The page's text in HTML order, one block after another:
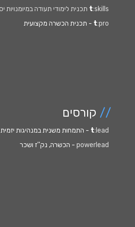
t:skills תכנית לימודי תעודה במיומנויות יסוד ליזמות
t:pro - תכנית הכשרה מקצועית
// קורסים
t:lead
- התמחות משנית במנהיגות יזמית
powerlead - הכשרה, נק''ז ושכר